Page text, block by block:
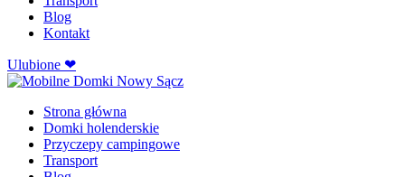
Blog
Kontakt
Ulubione ❤
Strona główna
Domki holenderskie
Przyczepy campingowe
Transport